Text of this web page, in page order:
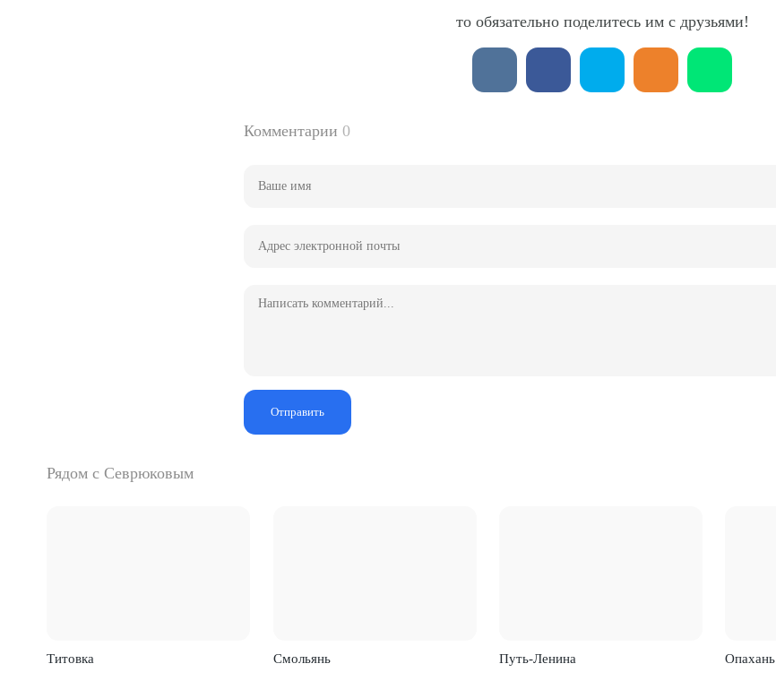
то обязательно поделитесь им с друзьями!
Комментарии 0
Отправить
Рядом с Севрюковым
Титовка Смольянь Путь-Ленина Опахань